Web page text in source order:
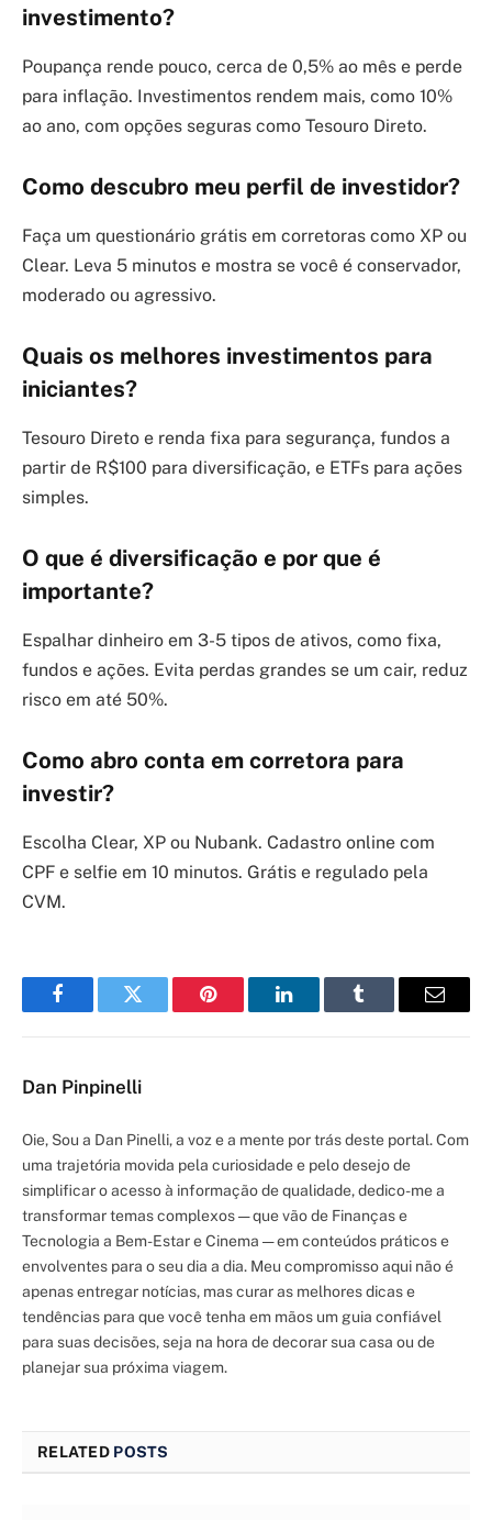
investimento?
Poupança rende pouco, cerca de 0,5% ao mês e perde
para inflação. Investimentos rendem mais, como 10%
ao ano, com opções seguras como Tesouro Direto.
Como descubro meu perfil de investidor?
Faça um questionário grátis em corretoras como XP ou
Clear. Leva 5 minutos e mostra se você é conservador,
moderado ou agressivo.
Quais os melhores investimentos para
iniciantes?
Tesouro Direto e renda fixa para segurança, fundos a
partir de R$100 para diversificação, e ETFs para ações
simples.
O que é diversificação e por que é
importante?
Espalhar dinheiro em 3-5 tipos de ativos, como fixa,
fundos e ações. Evita perdas grandes se um cair, reduz
risco em até 50%.
Como abro conta em corretora para
investir?
Escolha Clear, XP ou Nubank. Cadastro online com
CPF e selfie em 10 minutos. Grátis e regulado pela
CVM.
FacebookTwitter Pinterest LinkedInTumblr Email
Dan Pinpinelli
Oie, Sou a Dan Pinelli, a voz e a mente por trás deste portal. Com
uma trajetória movida pela curiosidade e pelo desejo de
simplificar o acesso à informação de qualidade, dedico-me a
transformar temas complexos — que vão de Finanças e
Tecnologia a Bem-Estar e Cinema — em conteúdos práticos e
envolventes para o seu dia a dia. Meu compromisso aqui não é
apenas entregar notícias, mas curar as melhores dicas e
tendências para que você tenha em mãos um guia confiável
para suas decisões, seja na hora de decorar sua casa ou de
planejar sua próxima viagem.
RELATED POSTS